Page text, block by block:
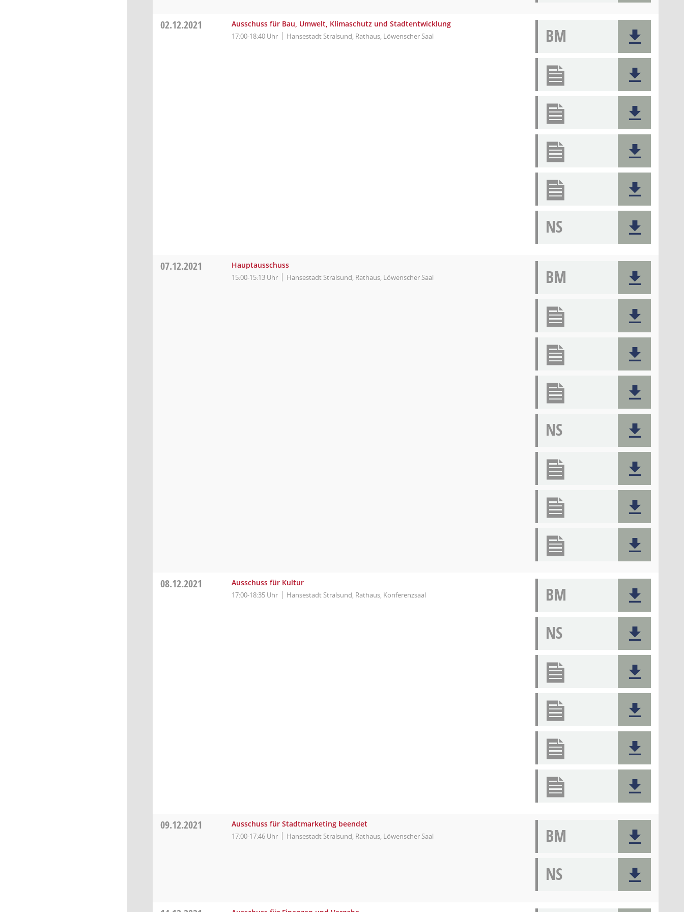
02.12.2021 Ausschuss für Bau, Umwelt, Klimaschutz und Stadtentwicklung
17:00-18:40 Uhr Hansestadt Stralsund, Rathaus, Löwenscher Saal BM
NS
07.12.2021 Hauptausschuss
15:00-15:13 Uhr Hansestadt Stralsund, Rathaus, Löwenscher Saal BM
NS
08.12.2021 Ausschuss für Kultur
17:00-18:35 Uhr Hansestadt Stralsund, Rathaus, Konferenzsaal
BM
NS
09.12.2021 Ausschuss für Stadtmarketing beendet
17:00-17:46 Uhr Hansestadt Stralsund, Rathaus, Löwenscher Saal
BM
NS